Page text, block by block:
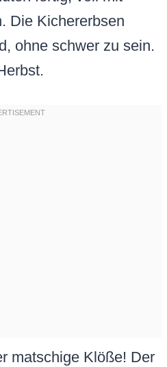
Die Kichererbsen
ohne schwer zu sein.
matschige Klöße! Der